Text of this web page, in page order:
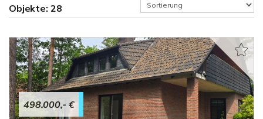
Objekte: 28
498.000,- €